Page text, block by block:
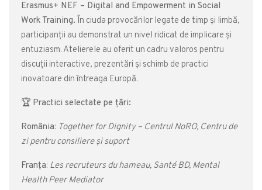
Erasmus+ NEF – Digital and Empowerment in Social
Work Training. În ciuda provocărilor legate de timp și limbă,
participanții au demonstrat un nivel ridicat de implicare și
entuziasm. Atelierele au oferit un cadru valoros pentru
discuții interactive, prezentări și schimb de practici
inovatoare din întreaga Europă.
🏆 Practici selectate pe țări:
România: Together for Dignity – Centrul NoRO, Centru de
zi pentru consiliere și suport
Franța: Les recruteurs du hameau, Santé BD, Mental
Health Peer Mediator